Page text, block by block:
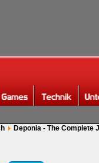
Deponia - The Complete